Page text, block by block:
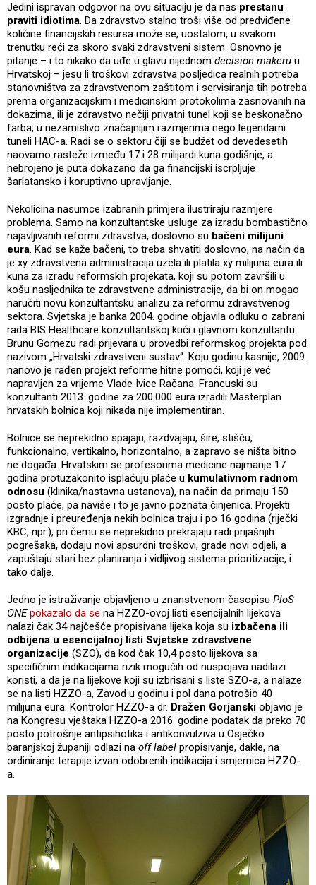
Jedini ispravan odgovor na ovu situaciju je da nas prestanu
praviti idiotima. Da zdravstvo stalno troši više od predviđene
količine financijskih resursa može se, uostalom, u svakom
trenutku reći za skoro svaki zdravstveni sistem. Osnovno je
pitanje – i to nikako da uđe u glavu nijednom decision makeru u
Hrvatskoj – jesu li troškovi zdravstva posljedica realnih potreba
stanovništva za zdravstvenom zaštitom i servisiranja tih potreba
prema organizacijskim i medicinskim protokolima zasnovanih na
dokazima, ili je zdravstvo nečiji privatni tunel koji se beskonačno
farba, u nezamislivo značajnijim razmjerima nego legendarni
tuneli HAC-a. Radi se o sektoru čiji se budžet od devedesetih
naovamo rasteže između 17 i 28 milijardi kuna godišnje, a
nebrojeno je puta dokazano da ga financijski iscrpljuje
šarlatansko i koruptivno upravljanje.
Nekolicina nasumce izabranih primjera ilustriraju razmjere
problema. Samo na konzultantske usluge za izradu bombastično
najavljivanih reformi zdravstva, doslovno su bačeni milijuni
eura. Kad se kaže bačeni, to treba shvatiti doslovno, na način da
je xy zdravstvena administracija uzela ili platila xy milijuna eura ili
kuna za izradu reformskih projekata, koji su potom završili u
košu nasljednika te zdravstvene administracije, da bi on mogao
naručiti novu konzultantsku analizu za reformu zdravstvenog
sektora. Svjetska je banka 2004. godine objavila odluku o zabrani
rada BIS Healthcare konzultantskoj kući i glavnom konzultantu
Brunu Gomezu radi prijevara u provedbi reformskog projekta pod
nazivom „Hrvatski zdravstveni sustav“. Koju godinu kasnije, 2009.
nanovo je rađen projekt reforme hitne pomoći, koji je već
napravljen za vrijeme Vlade Ivice Račana. Francuski su
konzultanti 2013. godine za 200.000 eura izradili Masterplan
hrvatskih bolnica koji nikada nije implementiran.
Bolnice se neprekidno spajaju, razdvajaju, šire, stišću,
funkcionalno, vertikalno, horizontalno, a zapravo se ništa bitno
ne događa. Hrvatskim se profesorima medicine najmanje 17
godina protuzakonito isplaćuju plaće u kumulativnom radnom
odnosu (klinika/nastavna ustanova), na način da primaju 150
posto plaće, pa naviše i to je javno poznata činjenica. Projekti
izgradnje i preuređenja nekih bolnica traju i po 16 godina (riječki
KBC, npr.), pri čemu se neprekidno prekrajaju radi prijašnjih
pogrešaka, dodaju novi apsurdni troškovi, grade novi odjeli, a
zapuštaju stari bez planiranja i vidljivog sistema prioritizacije, i
tako dalje.
Jedno je istraživanje objavljeno u znanstvenom časopisu PloS
ONE pokazalo da se na HZZO-ovoj listi esencijalnih lijekova
nalazi čak 34 najčešće propisivana lijeka koja su izbačena ili
odbijena u esencijalnoj listi Svjetske zdravstvene
organizacije (SZO), da kod čak 10,4 posto lijekova sa
specifičnim indikacijama rizik mogućih od nuspojava nadilazi
koristi, a da je na lijekove koji su izbrisani s liste SZO-a, a nalaze
se na listi HZZO-a, Zavod u godinu i pol dana potrošio 40
milijuna eura. Kontrolor HZZO-a dr. Dražen Gorjanski objavio je
na Kongresu vještaka HZZO-a 2016. godine podatak da preko 70
posto potrošnje antipsihotika i antikonvulziva u Osječko
baranjskoj županiji odlazi na off label propisivanje, dakle, na
ordiniranje terapije izvan odobrenih indikacija i smjernica HZZO-
a.